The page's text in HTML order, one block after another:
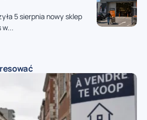
5 sierpnia nowy sklep
w...